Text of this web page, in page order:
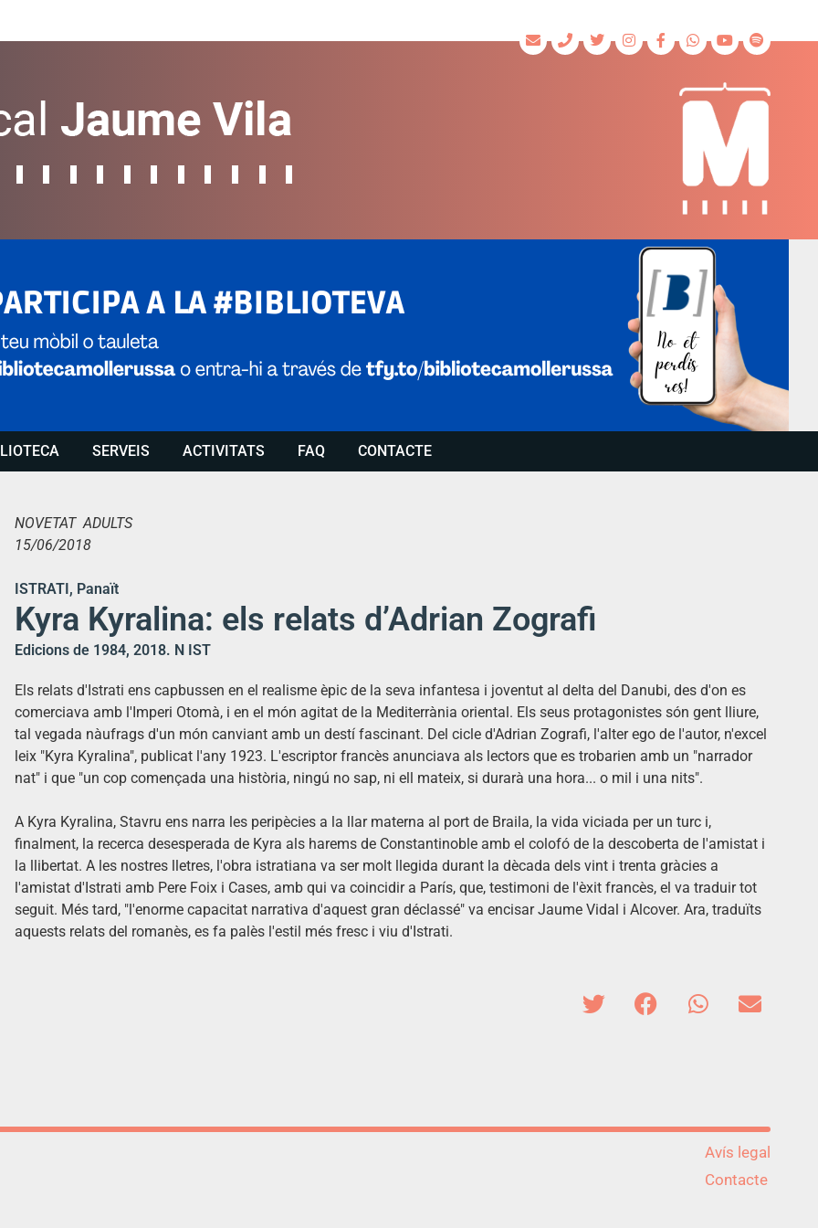
SERVEIS ACTIVITATS FAQ CONTACTE
NOVETAT ADULTS
15/06/2018
ISTRATI, Panaït
Kyra Kyralina: els relats d’Adrian Zografi
Edicions de 1984, 2018. N IST
Els relats d'Istrati ens capbussen en el realisme èpic de la seva infantesa i joventut al delta del Danubi, des d'on es
comerciava amb l'Imperi Otomà, i en el món agitat de la Mediterrània oriental. Els seus protagonistes són gent lliure,
tal vegada nàufrags d'un món canviant amb un destí fascinant. Del cicle d'Adrian Zografi, l'alter ego de l'autor, n'excel
leix "Kyra Kyralina", publicat l'any 1923. L'escriptor francès anunciava als lectors que es trobarien amb un "narrador
nat" i que "un cop començada una història, ningú no sap, ni ell mateix, si durarà una hora... o mil i una nits".
A Kyra Kyralina, Stavru ens narra les peripècies a la llar materna al port de Braila, la vida viciada per un turc i,
finalment, la recerca desesperada de Kyra als harems de Constantinoble amb el colofó de la descoberta de l'amistat i
la llibertat. A les nostres lletres, l'obra istratiana va ser molt llegida durant la dècada dels vint i trenta gràcies a
l'amistat d'Istrati amb Pere Foix i Cases, amb qui va coincidir a París, que, testimoni de l'èxit francès, el va traduir tot
seguit. Més tard, "l'enorme capacitat narrativa d'aquest gran déclassé" va encisar Jaume Vidal i Alcover. Ara, traduïts
aquests relats del romanès, es fa palès l'estil més fresc i viu d'Istrati.
Avís legal
Contacte